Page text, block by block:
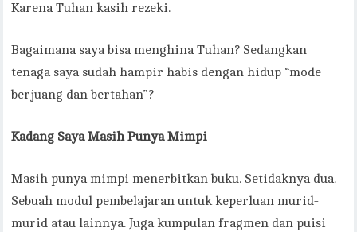
Karena Tuhan kasih rezeki.
Bagaimana saya bisa menghina Tuhan? Sedangkan
tenaga saya sudah hampir habis dengan hidup “mode
berjuang dan bertahan”?
Kadang Saya Masih Punya Mimpi
Masih punya mimpi menerbitkan buku. Setidaknya dua.
Sebuah modul pembelajaran untuk keperluan murid-
murid atau lainnya. Juga kumpulan fragmen dan puisi